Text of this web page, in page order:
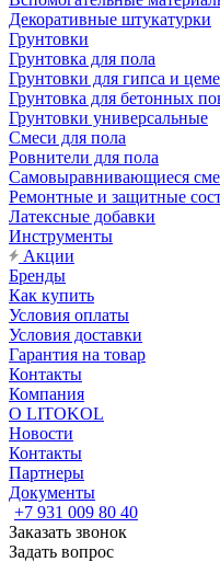
Декоративные штукатурки
Грунтовки
Грунтовка для пола
Грунтовки для гипса и
Грунтовка для бетонных
Грунтовки универсальные
Смеси для пола
Ровнители для пола
Самовыравнивающиеся
Ремонтные и защитные
Латексные добавки
Инструменты
Акции
Бренды
Как купить
Условия оплаты
Условия доставки
Гарантия на товар
Контакты
Компания
О LITOKOL
Новости
Контакты
Партнеры
Документы
+7 931 009 80 40
Заказать звонок
Задать вопрос